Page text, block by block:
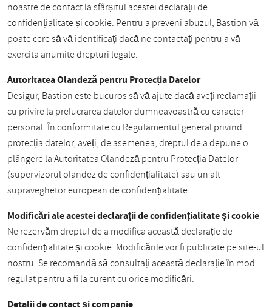
noastre de contact la sfârșitul acestei declarații de
confidențialitate și cookie. Pentru a preveni abuzul, Bastion vă
poate cere să vă identificați dacă ne contactați pentru a vă
exercita anumite drepturi legale.
Autoritatea Olandeză pentru Protecția Datelor
Desigur, Bastion este bucuros să vă ajute dacă aveți reclamații
cu privire la prelucrarea datelor dumneavoastră cu caracter
personal. În conformitate cu Regulamentul general privind
protecția datelor, aveți, de asemenea, dreptul de a depune o
plângere la Autoritatea Olandeză pentru Protecția Datelor
(supervizorul olandez de confidențialitate) sau un alt
supraveghetor european de confidențialitate.
Modificări ale acestei declarații de confidențialitate și cookie
Ne rezervăm dreptul de a modifica această declarație de
confidențialitate și cookie. Modificările vor fi publicate pe site-ul
nostru. Se recomandă să consultați această declarație în mod
regulat pentru a fi la curent cu orice modificări.
Detalii de contact și companie